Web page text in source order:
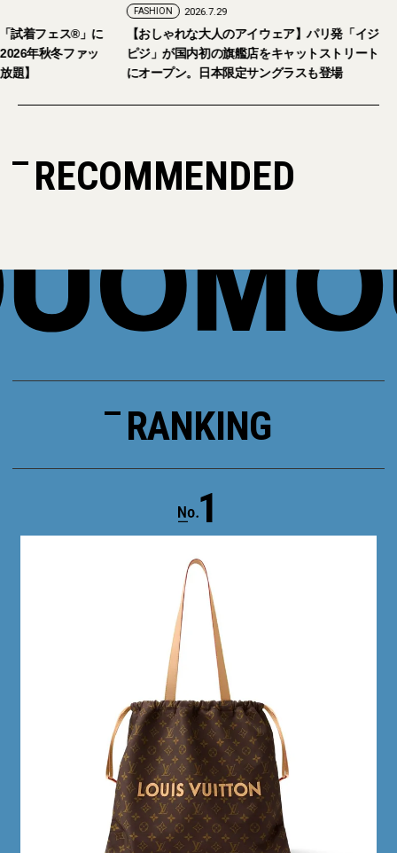
試着フェス®︎」に
年秋冬ファッ
題】
FASHION 2026.7.29
【おしゃれな大人のアイウェア】パリ発「イジ
ピジ」が国内初の旗艦店をキャットストリート
にオープン。日本限定サングラスも登場
RECOMMENDED
RANKING
1